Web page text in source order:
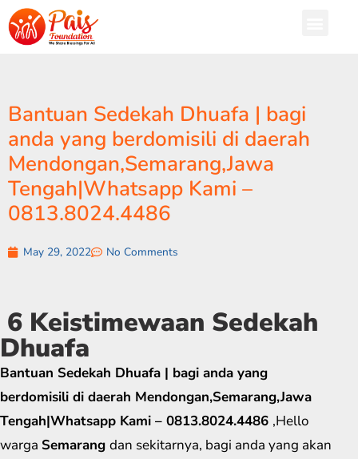
Bantuan Sedekah Dhuafa | bagi
anda yang berdomisili di daerah
Mendongan,Semarang,Jawa
Tengah|Whatsapp Kami –
0813.8024.4486
May 29, 2022 No Comments
6 Keistimewaan Sedekah
Dhuafa
Bantuan Sedekah Dhuafa | bagi anda yang
berdomisili di daerah Mendongan,Semarang,Jawa
Tengah|Whatsapp Kami – 0813.8024.4486 ,Hello
warga Semarang dan sekitarnya, bagi anda yang akan